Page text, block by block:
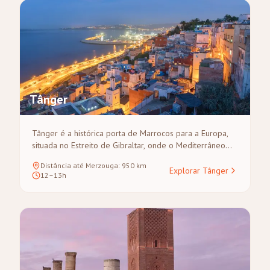
Tânger
Tânger é a histórica porta de Marrocos para a Europa,
situada no Estreito de Gibraltar, onde o Mediterrâneo
que inspirou escritores e artistas, Tânger apresenta uma
medina recentemente restaurada, uma Kasbah caiada de
partida cénico para grandes circuitos rumo ao sul.
Distância até Merzouga: 950 km
12–13h
Explorar Tânger